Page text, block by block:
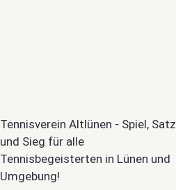
Tennisverein Altlünen - Spiel, Satz
und Sieg für alle
Tennisbegeisterten in Lünen und
Umgebung!